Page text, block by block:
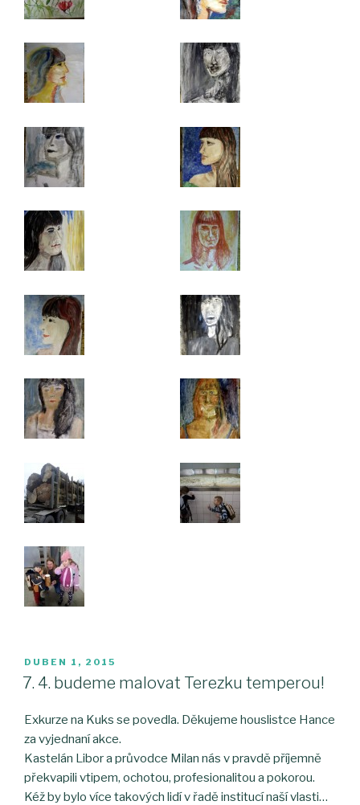
PUBLIKOVÁNO
DUBEN 1, 2015
7. 4. budeme malovat Terezku temperou!
Exkurze na Kuks se povedla. Děkujeme houslistce Hance
za vyjednaní akce.
Kastelán Libor a průvodce Milan nás v pravdě příjemně
překvapili vtipem, ochotou, profesionalitou a pokorou.
Kéž by bylo více takových lidí v řadě institucí naší vlasti…